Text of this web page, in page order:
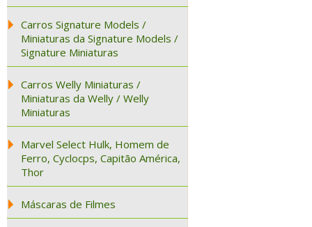
Carros Signature Models /
Miniaturas da Signature Models /
Signature Miniaturas
Carros Welly Miniaturas /
Miniaturas da Welly / Welly
Miniaturas
Marvel Select Hulk, Homem de
Ferro, Cyclocps, Capitão América,
Thor
Máscaras de Filmes